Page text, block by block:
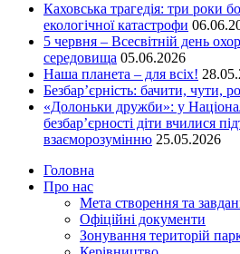
Каховська трагедія: три роки
екологічної катастрофи
5 червня – Всесвітній день
середовища 05.06.2026
Наша планета – для всіх!
Безбар’єрність: бачити, чути,
«Долоньки дружби»: у
безбар’єрності діти вчилися
взаєморозумінню 25.05.2026
Головна
Про нас
Мета створення та
Офіційні документи
Зонування територій